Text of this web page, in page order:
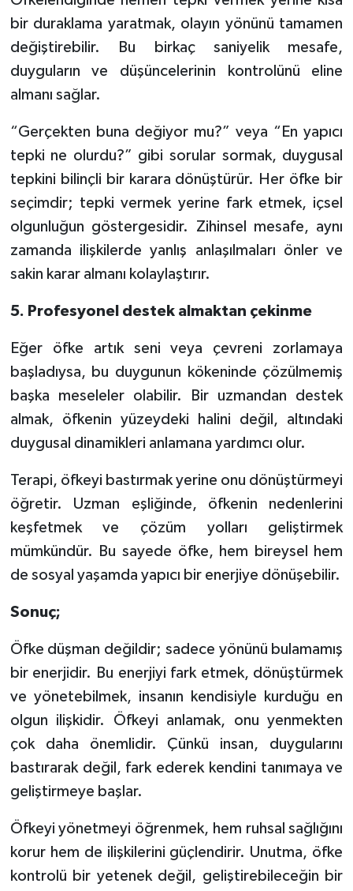
bir duraklama yaratmak, olayın yönünü tamamen
değiştirebilir. Bu birkaç saniyelik mesafe,
duyguların ve düşüncelerinin kontrolünü eline
almanı sağlar.
“Gerçekten buna değiyor mu?” veya “En yapıcı
tepki ne olurdu?” gibi sorular sormak, duygusal
tepkini bilinçli bir karara dönüştürür. Her öfke bir
seçimdir; tepki vermek yerine fark etmek, içsel
olgunluğun göstergesidir. Zihinsel mesafe, aynı
zamanda ilişkilerde yanlış anlaşılmaları önler ve
sakin karar almanı kolaylaştırır.
5. Profesyonel destek almaktan çekinme
Eğer öfke artık seni veya çevreni zorlamaya
başladıysa, bu duygunun kökeninde çözülmemiş
başka meseleler olabilir. Bir uzmandan destek
almak, öfkenin yüzeydeki halini değil, altındaki
duygusal dinamikleri anlamana yardımcı olur.
Terapi, öfkeyi bastırmak yerine onu dönüştürmeyi
öğretir. Uzman eşliğinde, öfkenin nedenlerini
keşfetmek ve çözüm yolları geliştirmek
mümkündür. Bu sayede öfke, hem bireysel hem
de sosyal yaşamda yapıcı bir enerjiye dönüşebilir.
Sonuç;
Öfke düşman değildir; sadece yönünü bulamamış
bir enerjidir. Bu enerjiyi fark etmek, dönüştürmek
ve yönetebilmek, insanın kendisiyle kurduğu en
olgun ilişkidir. Öfkeyi anlamak, onu yenmekten
çok daha önemlidir. Çünkü insan, duygularını
bastırarak değil, fark ederek kendini tanımaya ve
geliştirmeye başlar.
Öfkeyi yönetmeyi öğrenmek, hem ruhsal sağlığını
korur hem de ilişkilerini güçlendirir. Unutma, öfke
kontrolü bir yetenek değil, geliştirebileceğin bir